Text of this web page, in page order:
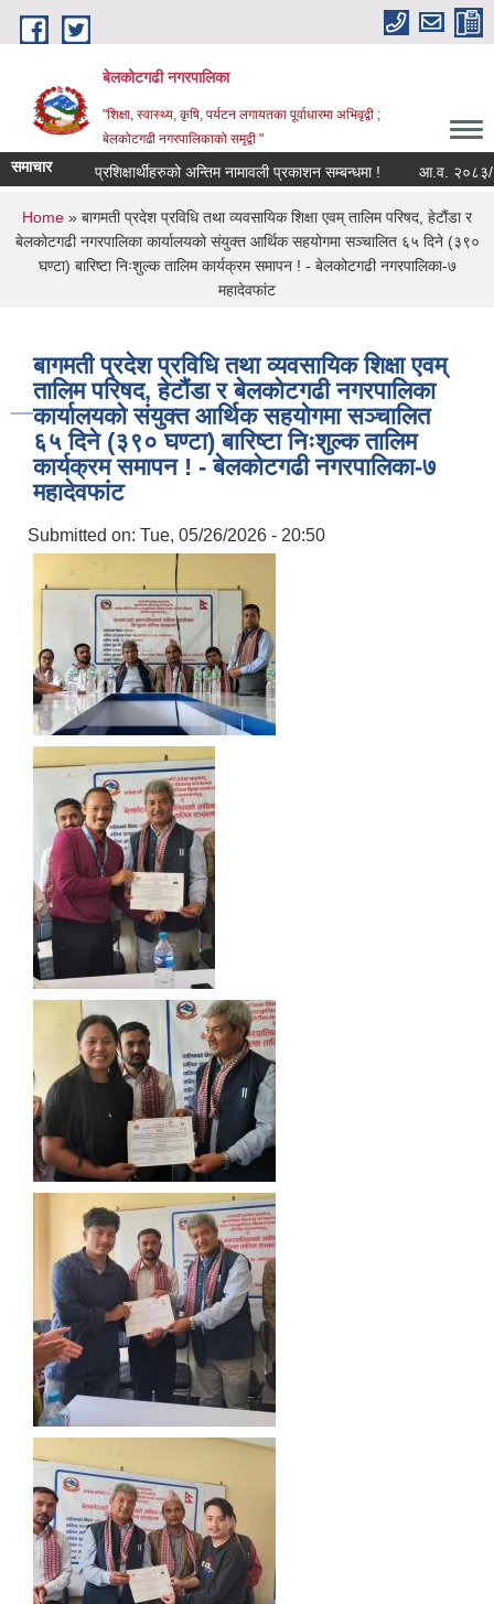
Skip to main content
बेलकोटगढी नगरपालिका
"शिक्षा, स्वास्थ्य, कृषि, पर्यटन लगायतका पूर्वाधारमा अभिवृद्वी ;
बेलकोटगढी नगरपालिकाको समृद्वी "
समाचारप्रशिक्षार्थीहरुको अन्तिम नामावली प्रकाशन सम्बन्धमा ! आ.व. २०८३/८४ को
You are here
Home » बागमती प्रदेश प्रविधि तथा व्यवसायिक शिक्षा एवम् तालिम परिषद, हेटौंडा र
बेलकोटगढी नगरपालिका कार्यालयको संयुक्त आर्थिक सहयोगमा सञ्चालित ६५ दिने (३९०
घण्टा) बारिष्टा निःशुल्क तालिम कार्यक्रम समापन ! - बेलकोटगढी नगरपालिका-७
महादेवफांट
बागमती प्रदेश प्रविधि तथा व्यवसायिक शिक्षा एवम्
तालिम परिषद, हेटौंडा र बेलकोटगढी नगरपालिका
कार्यालयको संयुक्त आर्थिक सहयोगमा सञ्चालित
६५ दिने (३९० घण्टा) बारिष्टा निःशुल्क तालिम
कार्यक्रम समापन ! - बेलकोटगढी नगरपालिका-७
महादेवफांट
Submitted on: Tue, 05/26/2026 - 20:50